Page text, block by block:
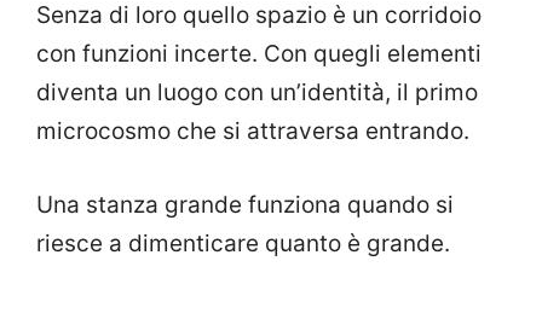
Senza di loro quello spazio è un corridoio
con funzioni incerte. Con quegli elementi
diventa un luogo con un’identità, il primo
microcosmo che si attraversa entrando.
Una stanza grande funziona quando si
riesce a dimenticare quanto è grande.